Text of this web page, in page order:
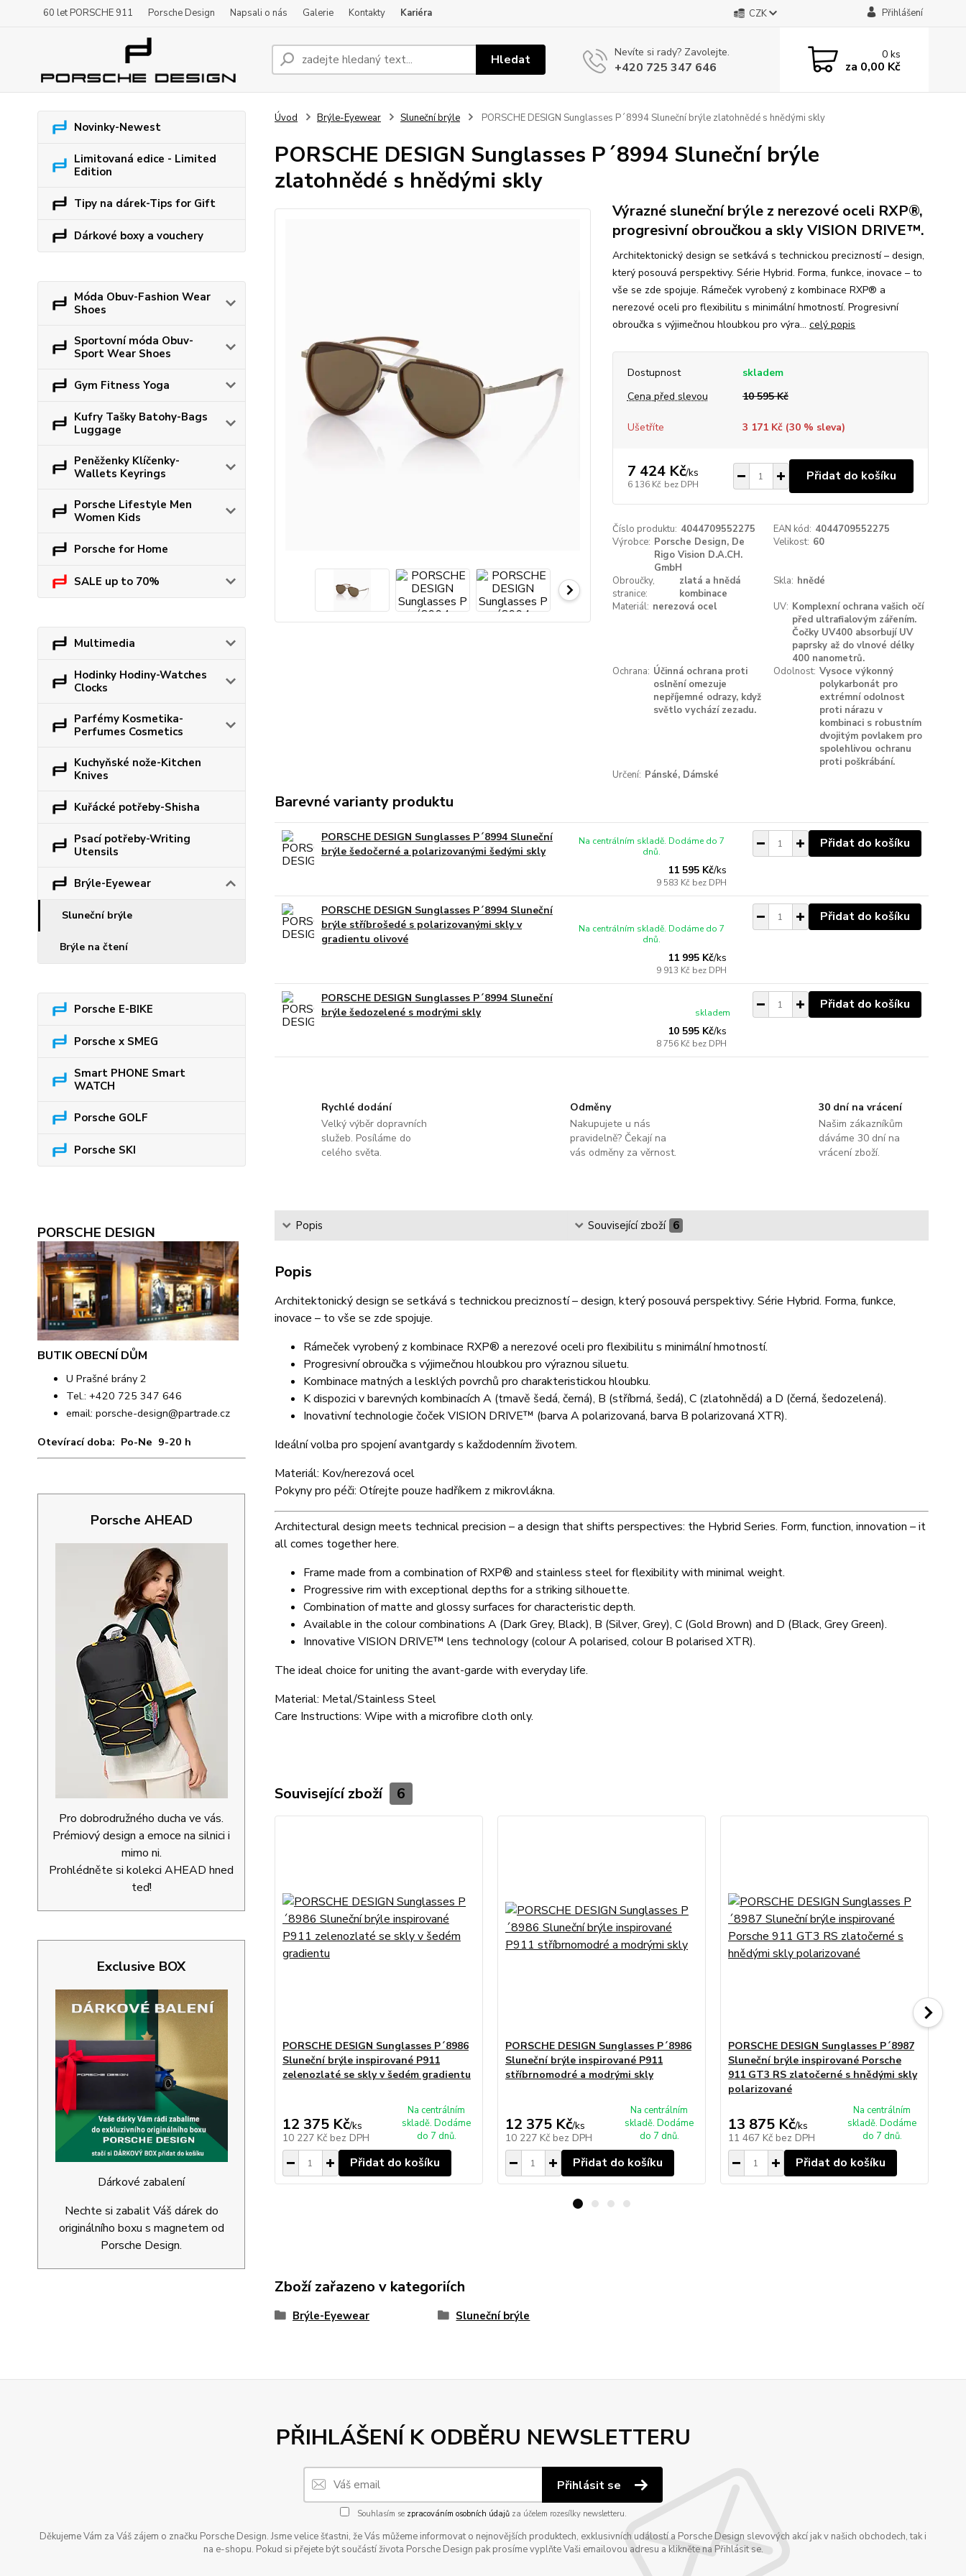
60 let PORSCHE 911 Porsche Design Napsali o nás Galerie Kontakty Kariéra CZK Přihlášení
Hledat Nevíte si rady? Zavolejte.
+420 725 347 646
0ks
za 0,00 Kč
Novinky-Newest
Limitovaná edice - Limited
Edition
Tipy na dárek-Tips for Gift
Dárkové boxy a vouchery
Móda Obuv-Fashion Wear
Shoes
Sportovní móda Obuv-
Sport Wear Shoes
Gym Fitness Yoga
Kufry Tašky Batohy-Bags
Luggage
Peněženky Klíčenky-
Wallets Keyrings
Porsche Lifestyle Men
Women Kids
Porsche for Home
SALE up to 70%
Multimedia
Hodinky Hodiny-Watches
Clocks
Parfémy Kosmetika-
Perfumes Cosmetics
Kuchyňské nože-Kitchen
Knives
Kuřácké potřeby-Shisha
Psací potřeby-Writing
Utensils
Brýle-Eyewear
Sluneční brýle
Brýle na čtení
Porsche E-BIKE
Porsche x SMEG
Smart PHONE Smart
WATCH
Porsche GOLF
Porsche SKI
PORSCHE DESIGN
BUTIK OBECNÍ DŮM
U Prašné brány 2
Tel.: +420 725 347 646
email: porsche-design@partrade.cz
Otevírací doba: Po-Ne 9-20 h
Porsche AHEAD
Pro dobrodružného ducha ve vás.
Prémiový design a emoce na silnici i
mimo ni.
Prohlédněte si kolekci AHEAD hned
teď!
Exclusive BOX
Dárkové zabalení
Nechte si zabalit Váš dárek do
originálního boxu s magnetem od
Porsche Design.
Úvod Brýle-Eyewear Sluneční brýle PORSCHE DESIGN Sunglasses P´8994 Sluneční brýle zlatohnědé s hnědými skly
PORSCHE DESIGN Sunglasses P´8994 Sluneční brýle
zlatohnědé s hnědými skly
Výrazné sluneční brýle z nerezové oceli RXP®,
progresivní obroučkou a skly VISION DRIVE™.
Architektonický design se setkává s technickou precizností – design,
který posouvá perspektivy. Série Hybrid. Forma, funkce, inovace – to
vše se zde spojuje. Rámeček vyrobený z kombinace RXP® a
nerezové oceli pro flexibilitu s minimální hmotností. Progresivní
obroučka s výjimečnou hloubkou pro výra... celý popis
Dostupnost
skladem
Cena před slevou
10 595 Kč
Ušetříte 3 171 Kč (30% sleva)
7 424 Kč/ks
6 136 Kč bez DPH
Přidat do košíku
Číslo produktu: 4044709552275 EAN kód: 4044709552275
Výrobce: Porsche Design, De
Rigo Vision D.A.CH.
GmbH
Velikost: 60
Obroučky,
stranice:
zlatá a hnědá
kombinace
Skla: hnědé
Materiál: nerezová ocel UV: Komplexní ochrana vašich očí
před ultrafialovým zářením.
Čočky UV400 absorbují UV
paprsky až do vlnové délky
400 nanometrů.
Ochrana: Účinná ochrana proti
oslnění omezuje
nepříjemné odrazy, když
světlo vychází zezadu.
Odolnost: Vysoce výkonný
polykarbonát pro
extrémní odolnost
proti nárazu v
kombinaci s robustním
dvojitým povlakem pro
spolehlivou ochranu
proti poškrábání.
Určení: Pánské, Dámské
Barevné varianty produktu
PORSCHE DESIGN Sunglasses P´8994 Sluneční
brýle šedočerné a polarizovanými šedými skly
11 595 Kč/ks
9 583 Kč bez DPH
Na centrálním skladě. Dodáme do 7
dnů.
Přidat do košíku
PORSCHE DESIGN Sunglasses P´8994 Sluneční
brýle stříbrošedé s polarizovanými skly v
gradientu olivové
11 995 Kč/ks
9 913 Kč bez DPH
Na centrálním skladě. Dodáme do 7
dnů.
Přidat do košíku
PORSCHE DESIGN Sunglasses P´8994 Sluneční
brýle šedozelené s modrými skly
10 595 Kč/ks
8 756 Kč bez DPH
skladem
Přidat do košíku
Rychlé dodání
Velký výběr dopravních
služeb. Posíláme do
celého světa.
Odměny
Nakupujete u nás
pravidelně? Čekají na
vás odměny za věrnost.
30 dní na vrácení
Našim zákazníkům
dáváme 30 dní na
vrácení zboží.
Popis Související zboží 6
Popis
Architektonický design se setkává s technickou precizností – design, který posouvá perspektivy. Série Hybrid. Forma, funkce,
inovace – to vše se zde spojuje.
Rámeček vyrobený z kombinace RXP® a nerezové oceli pro flexibilitu s minimální hmotností.
Progresivní obroučka s výjimečnou hloubkou pro výraznou siluetu.
Kombinace matných a lesklých povrchů pro charakteristickou hloubku.
K dispozici v barevných kombinacích A (tmavě šedá, černá), B (stříbrná, šedá), C (zlatohnědá) a D (černá, šedozelená).
Inovativní technologie čoček VISION DRIVE™ (barva A polarizovaná, barva B polarizovaná XTR).
Ideální volba pro spojení avantgardy s každodenním životem.
Materiál: Kov/nerezová ocel
Pokyny pro péči: Otírejte pouze hadříkem z mikrovlákna.
Architectural design meets technical precision – a design that shifts perspectives: the Hybrid Series. Form, function, innovation – it
all comes together here.
Frame made from a combination of RXP® and stainless steel for flexibility with minimal weight.
Progressive rim with exceptional depths for a striking silhouette.
Combination of matte and glossy surfaces for characteristic depth.
Available in the colour combinations A (Dark Grey, Black), B (Silver, Grey), C (Gold Brown) and D (Black, Grey Green).
Innovative VISION DRIVE™ lens technology (colour A polarised, colour B polarised XTR).
The ideal choice for uniting the avant-garde with everyday life.
Material: Metal/Stainless Steel
Care Instructions: Wipe with a microfibre cloth only.
Související zboží 6
PORSCHE DESIGN Sunglasses P´8986
Sluneční brýle inspirované P911
zelenozlaté se skly v šedém gradientu
12 375 Kč/ks
10 227 Kč bez DPH
Na centrálním
skladě. Dodáme
do 7 dnů.
Přidat do košíku
PORSCHE DESIGN Sunglasses P´8986
Sluneční brýle inspirované P911
stříbrnomodré a modrými skly
12 375 Kč/ks
10 227 Kč bez DPH
Na centrálním
skladě. Dodáme
do 7 dnů.
Přidat do košíku
PORSCHE DESIGN Sunglasses P´8987
Sluneční brýle inspirované Porsche
911 GT3 RS zlatočerné s hnědými skly
polarizované
13 875 Kč/ks
11 467 Kč bez DPH
Na centrálním
skladě. Dodáme
do 7 dnů.
Přidat do košíku
Zboží zařazeno v kategoriích
Brýle-Eyewear Sluneční brýle
PŘIHLÁŠENÍ K ODBĚRU NEWSLETTERU
Přihlásit se
Souhlasím se zpracováním osobních údajůza účelem rozesílky newsletteru.
Děkujeme Vám za Váš zájem o značku Porsche Design. Jsme velice šťastni, že Vás můžeme informovat o nejnovějších produktech, exklusivních událostí a Porsche Design slevových akcí jak v našich obchodech, tak i
na e-shopu. Pokud si přejete být součástí života Porsche Design pak prosíme vyplňte Vaši emailovou adresu a klikněte na Přihlásit se.